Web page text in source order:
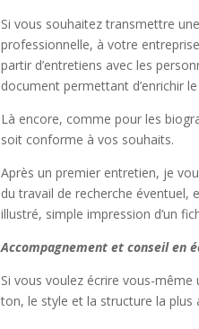
Si vous souhaitez transmettre
professionnelle, à votre
partir d’entretiens avec les
document permettant d’enrichir
Là encore, comme pour les
soit conforme à vos souhaits.
Après un premier entretien, je
du travail de recherche éventuel,
illustré, simple impression d’un
Accompagnement et conseil en
Si vous voulez écrire vous-
ton, le style et la structure la